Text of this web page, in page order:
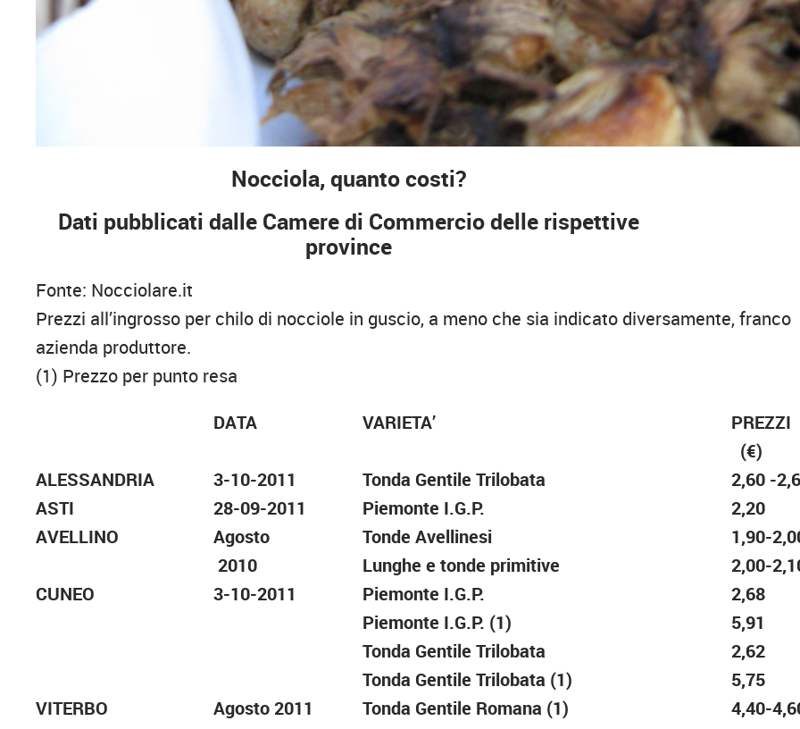
Nocciola, quanto costi?
Dati pubblicati dalle Camere di Commercio delle rispettive
province
Fonte: Nocciolare.it
Prezzi all’ingrosso per chilo di nocciole in guscio, a meno che sia indicato diversamente, franco
azienda produttore.
(1) Prezzo per punto resa
DATA
VARIETA’
PREZZI
(€)
ALESSANDRIA
3-10-2011 Tonda Gentile Trilobata
2,60 -
ASTI
28-09-2011 Piemonte I.G.P.
2,20
AVELLINO
Agosto
2010
Tonde Avellinesi
1,90-
Lunghe e tonde primitive
2,00-
CUNEO
3-10-2011 Piemonte I.G.P.
2,68
Piemonte I.G.P. (1)
5,91
Tonda Gentile Trilobata
2,62
Tonda Gentile Trilobata (1)
5,75
VITERBO
Agosto 2011 Tonda Gentile Romana (1)
4,40-